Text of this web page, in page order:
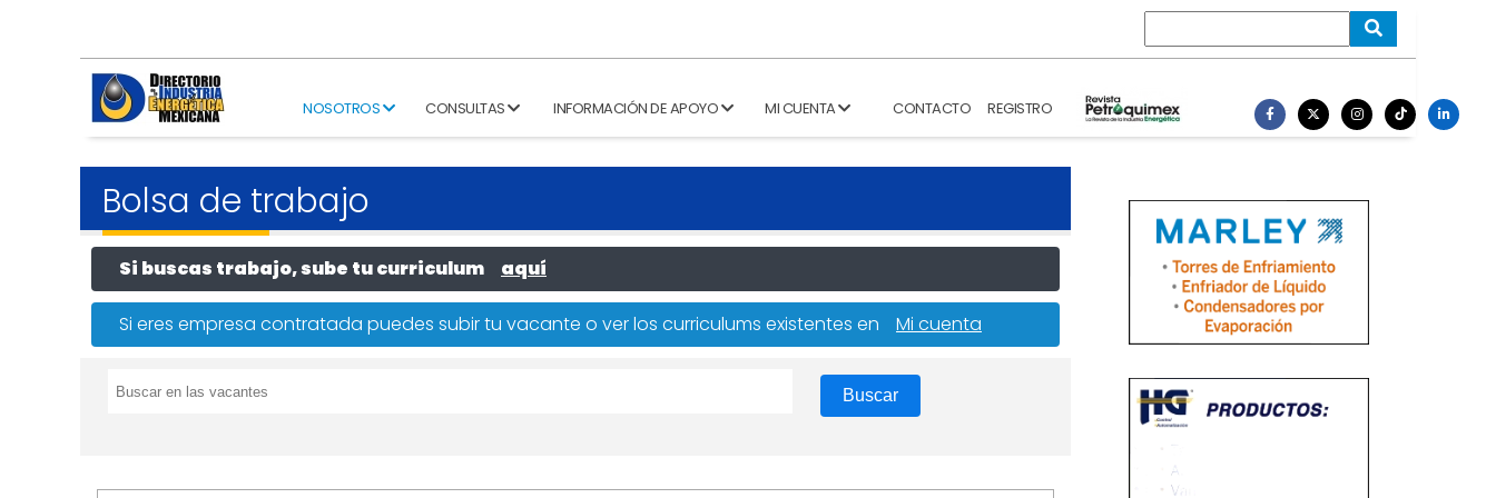
NOSOTROS CONSULTAS INFORMACIÓN DE APOYO MI CUENTA CONTACTO REGISTRO
Bolsa de trabajo
Si buscas trabajo, sube tu curriculum aquí
Si eres empresa contratada puedes subir tu vacante o ver los curriculums existentes en Mi cuenta
Buscar